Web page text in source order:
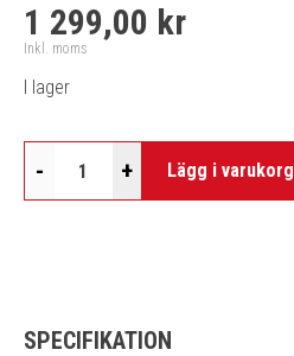
1 299,00 kr
Inkl. moms
I lager
- + Lägg i varukorg
SPECIFIKATION